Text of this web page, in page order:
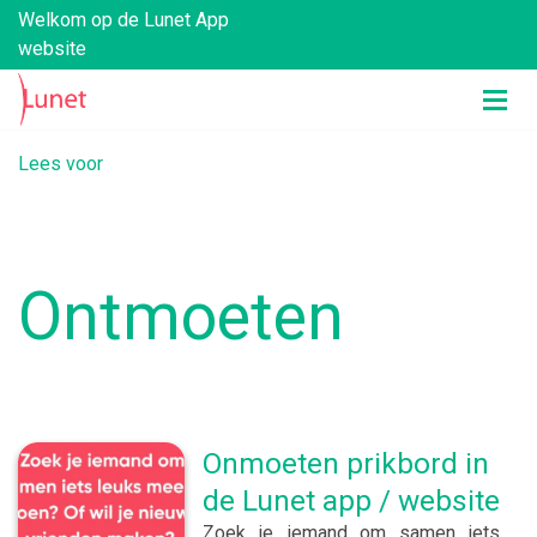
Welkom op de Lunet App
website
Lees voor
Ontmoeten
Onmoeten prikbord in
de Lunet app / website